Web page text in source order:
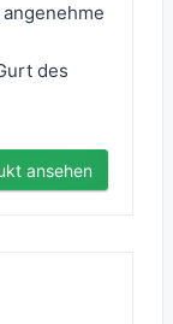
des
ansehen